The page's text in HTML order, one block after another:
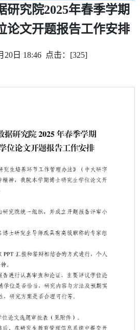
研究院2025年春季学期
论文开题报告工作安排
20日 18:46 点击：[325]